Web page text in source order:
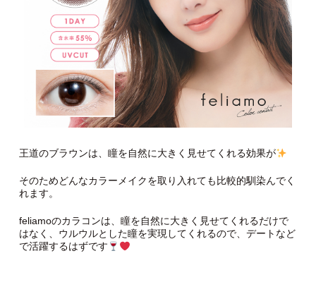
王道のブラウンは、瞳を自然に大きく見せてくれる効果が
そのためどんなカラーメイクを取り入れても比較的馴染んでく
れます。
feliamoのカラコンは、瞳を自然に大きく見せてくれるだけで
はなく、ウルウルとした瞳を実現してくれるので、デートなど
で活躍するはずです